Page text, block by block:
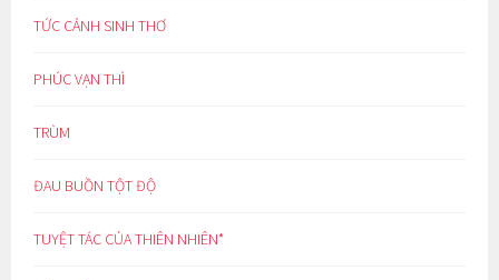
TỨC CẢNH SINH THƠ
PHÚC VẠN THÌ
TRÙM
ĐAU BUỒN TỘT ĐỘ
TUYỆT TÁC CỦA THIÊN NHIÊN*